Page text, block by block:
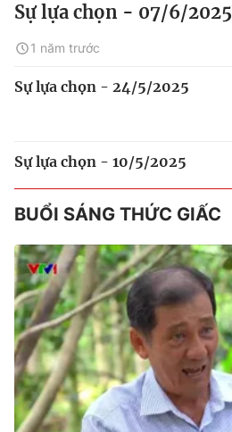
Sự lựa chọn - 07/6/2025
1 năm trước
Sự lựa chọn - 24/5/2025
Sự lựa chọn - 10/5/2025
BUỔI SÁNG THỨC GIẤC